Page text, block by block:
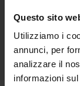
Questo sito
Utilizziamo i
annunci, per
analizzare il
informazioni